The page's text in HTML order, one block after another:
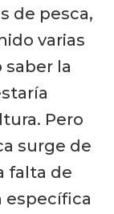
de pesca,
varias
saber la
Pero
surge de
falta de